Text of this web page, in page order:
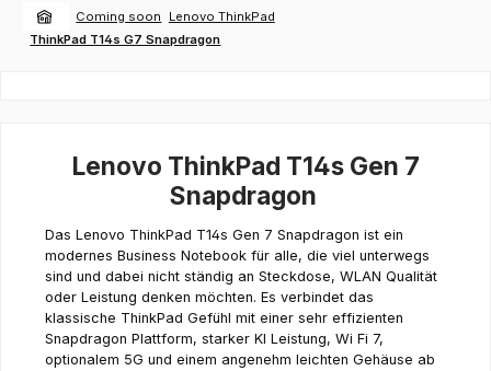
Coming soon
Lenovo ThinkPad
ThinkPad T14s G7 Snapdragon
Lenovo ThinkPad T14s Gen 7
Snapdragon
Das Lenovo ThinkPad T14s Gen 7 Snapdragon ist ein
modernes Business Notebook für alle, die viel unterwegs
sind und dabei nicht ständig an Steckdose, WLAN Qualität
oder Leistung denken möchten. Es verbindet das
klassische ThinkPad Gefühl mit einer sehr effizienten
Snapdragon Plattform, starker KI Leistung, Wi Fi 7,
optionalem 5G und einem angenehm leichten Gehäuse ab